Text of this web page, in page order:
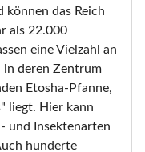
können das Reich
als 22.000
eine Vielzahl an
in deren Zentrum
Etosha-Pfanne,
liegt. Hier kann
und Insektenarten
hunderte